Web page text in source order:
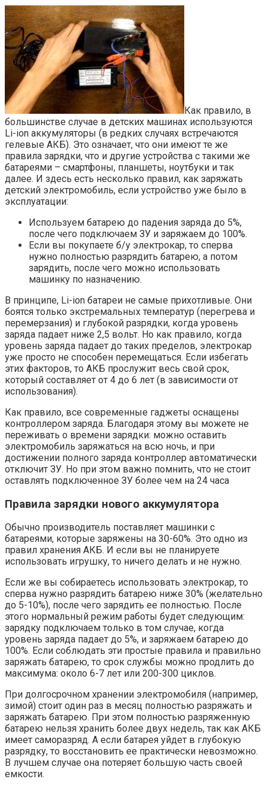
Как правило, в
большинстве случае в детских машинах используются
Li-ion аккумуляторы (в редких случаях встречаются
гелевые АКБ). Это означает, что они имеют те же
правила зарядки, что и другие устройства с такими же
батареями – смартфоны, планшеты, ноутбуки и так
далее. И здесь есть несколько правил, как заряжать
детский электромобиль, если устройство уже было в
эксплуатации:
Используем батарею до падения заряда до 5%,
после чего подключаем ЗУ и заряжаем до 100%.
Если вы покупаете б/у электрокар, то сперва
нужно полностью разрядить батарею, а потом
зарядить, после чего можно использовать
машинку по назначению.
В принципе, Li-ion батареи не самые прихотливые. Они
боятся только экстремальных температур (перегрева и
перемерзания) и глубокой разрядки, когда уровень
заряда падает ниже 2,5 вольт. Но как правило, когда
уровень заряда падает до таких пределов, электрокар
уже просто не способен перемещаться. Если избегать
этих факторов, то АКБ прослужит весь свой срок,
который составляет от 4 до 6 лет (в зависимости от
использования).
Как правило, все современные гаджеты оснащены
контроллером заряда. Благодаря этому вы можете не
переживать о времени зарядки: можно оставить
электромобиль заряжаться на всю ночь, и при
достижении полного заряда контроллер автоматически
отключит ЗУ. Но при этом важно помнить, что не стоит
оставлять подключенное ЗУ более чем на 24 часа
Правила зарядки нового аккумулятора
Обычно производитель поставляет машинки с
батареями, которые заряжены на 30-60%. Это одно из
правил хранения АКБ. И если вы не планируете
использовать игрушку, то ничего делать и не нужно.
Если же вы собираетесь использовать электрокар, то
сперва нужно разрядить батарею ниже 30% (желательно
до 5-10%), после чего зарядить ее полностью. После
этого нормальный режим работы будет следующим:
зарядку подключаем только в том случае, когда
уровень заряда падает до 5%, и заряжаем батарею до
100%. Если соблюдать эти простые правила и правильно
заряжать батарею, то срок службы можно продлить до
максимума: около 6-7 лет или 200-300 циклов.
При долгосрочном хранении электромобиля (например,
зимой) стоит один раз в месяц полностью разряжать и
заряжать батарею. При этом полностью разряженную
батарею нельзя хранить более двух недель, так как АКБ
имеет саморазряд. А если батарея уйдет в глубокую
разрядку, то восстановить ее практически невозможно.
В лучшем случае она потеряет большую часть своей
емкости.